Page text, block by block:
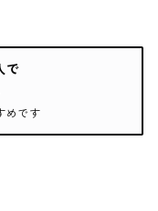
で
めです